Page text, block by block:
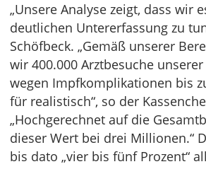
„Unsere Analyse zeigt, dass wir
deutlichen Untererfassung zu
Schöfbeck. „Gemäß unserer
wir 400.000 Arztbesuche
wegen Impfkomplikationen bis
für realistisch“, so der
„Hochgerechnet auf die
dieser Wert bei drei Millionen.“
bis dato „vier bis fünf Prozent“